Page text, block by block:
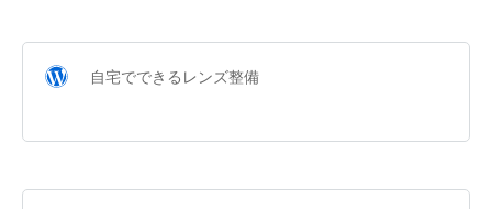
自宅でできるレンズ整備